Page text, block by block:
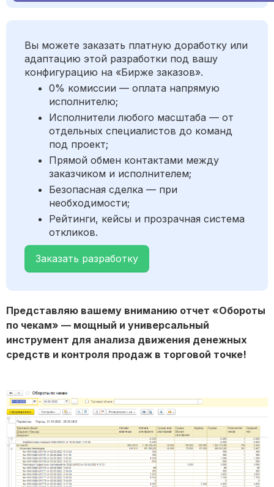
Вы можете заказать платную доработку или
адаптацию этой разработки под вашу
конфигурацию на «Бирже заказов».
0% комиссии — оплата напрямую
исполнителю;
Исполнители любого масштаба — от
отдельных специалистов до команд
под проект;
Прямой обмен контактами между
заказчиком и исполнителем;
Безопасная сделка — при
необходимости;
Рейтинги, кейсы и прозрачная система
откликов.
Заказать разработку
Представляю вашему вниманию отчет «Обороты
по чекам» — мощный и универсальный
инструмент для анализа движения денежных
средств и контроля продаж в торговой точке!